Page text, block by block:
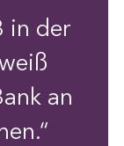
in der
an